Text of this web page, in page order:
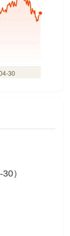
）